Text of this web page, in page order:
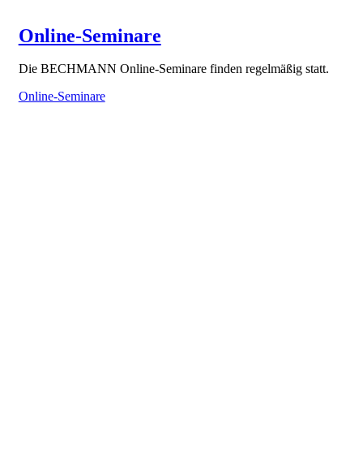
Online-Seminare
Die BECHMANN Online-Seminare finden regelmäßig statt.
Online-Seminare